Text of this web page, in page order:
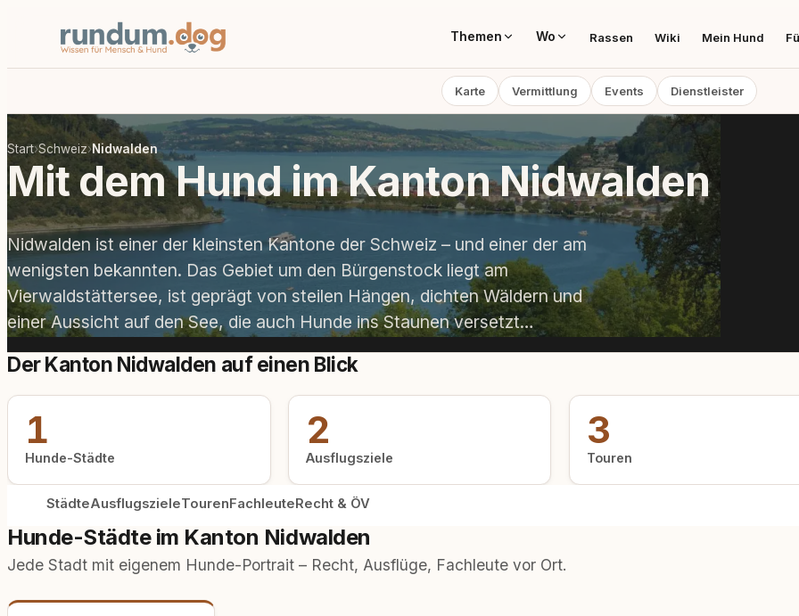
Themen Wo Rassen Wiki Mein Hund
Karte Vermittlung Events Dienstleister
Start›Schweiz›Nidwalden
Mit dem Hund im Kanton Nidwalden
Nidwalden ist einer der kleinsten Kantone der Schweiz – und einer der am
wenigsten bekannten. Das Gebiet um den Bürgenstock liegt am
Vierwaldstättersee, ist geprägt von steilen Hängen, dichten Wäldern und
einer Aussicht auf den See, die auch Hunde ins Staunen versetzt…
Der Kanton Nidwalden auf einen Blick
1
Hunde-Städte
2
Ausflugsziele
3
Touren
StädteAusflugszieleTourenFachleuteRecht & ÖV
Hunde-Städte im Kanton Nidwalden
Jede Stadt mit eigenem Hunde-Portrait – Recht, Ausflüge, Fachleute vor Ort.